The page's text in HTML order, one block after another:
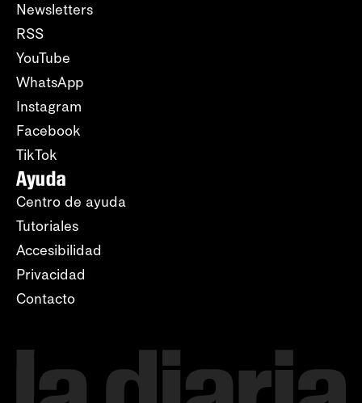
Newsletters
RSS
YouTube
WhatsApp
Instagram
Facebook
TikTok
Ayuda
Centro de ayuda
Tutoriales
Accesibilidad
Privacidad
Contacto